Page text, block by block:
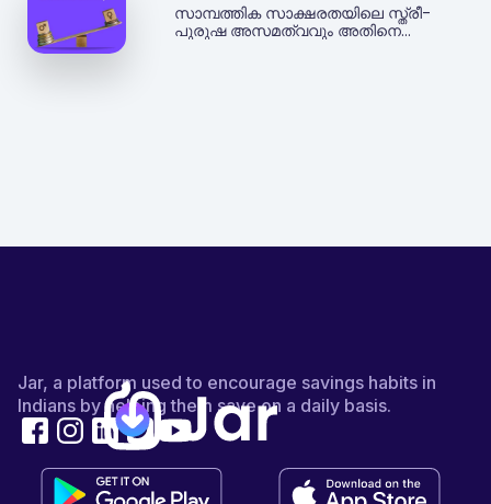
സാമ്പത്തിക സാക്ഷരതയിലെ സ്ത്രീ-
പുരുഷ അസമത്വവും അതിനെ
Jar, a platform used to encourage savings habits in
Indians by helping them save on a daily basis.